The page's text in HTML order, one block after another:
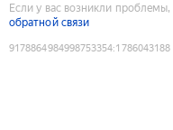
Если у вас возникли
обратной связи
9178864984998753354:1786043188